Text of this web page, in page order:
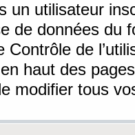
un utilisateur
de données du
Contrôle de
haut des
modifier tous